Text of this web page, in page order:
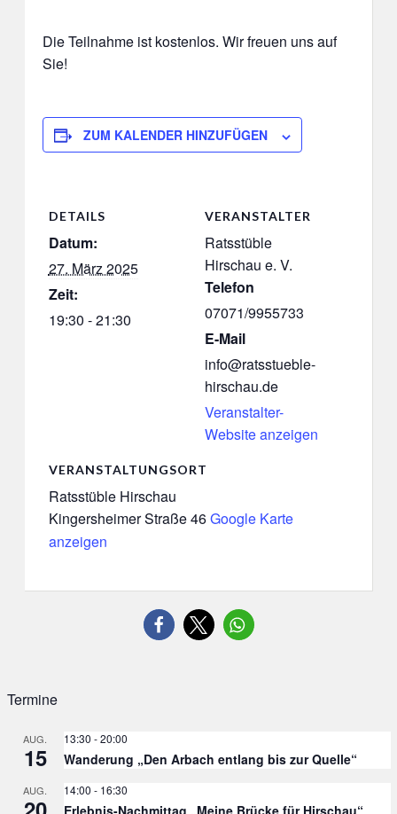
Die Teilnahme ist kostenlos. Wir freuen uns auf
Sie!
ZUM KALENDER HINZUFÜGEN
DETAILS
Datum:
27. März 2025
Zeit:
19:30 - 21:30
VERANSTALTUNGSORT
Ratsstüble Hirschau
Kingersheimer Straße 46Google Karte
anzeigen
VERANSTALTER
Ratsstüble
Hirschau e. V.
Telefon
07071/9955733
E-Mail
info@ratsstueble-
hirschau.de
Veranstalter-
Website anzeigen
Termine
AUG.
15
13:30 -20:00
Wanderung „Den Arbach entlang bis zur Quelle“
AUG. 14:00 - 16:30
Erlebnis-Nachmittag „Meine Brücke für Hirschau“